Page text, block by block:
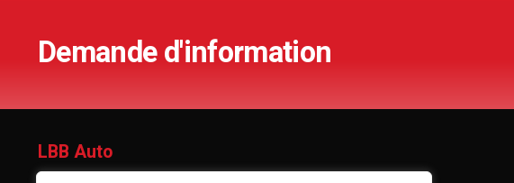
Demande d'information
LBB Auto